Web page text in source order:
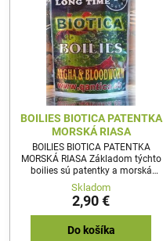
BOILIES BIOTICA PATENTKA
MORSKÁ RIASA
BOILIES BIOTICA PATENTKA
MORSKÁ RIASA Základom týchto
boilies sú patentky a morská
riasa.Vysoko účinná kombinácia
na lov v teplejších
Skladom
2,90 €
Do košíka